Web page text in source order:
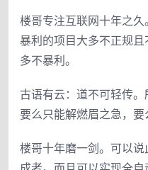
楼哥专注互联网十年之久
暴利的项目大多不正规
多不暴利。
古语有云：道不可轻传
要么只能解燃眉之急，要
楼哥十年磨一剑。可以